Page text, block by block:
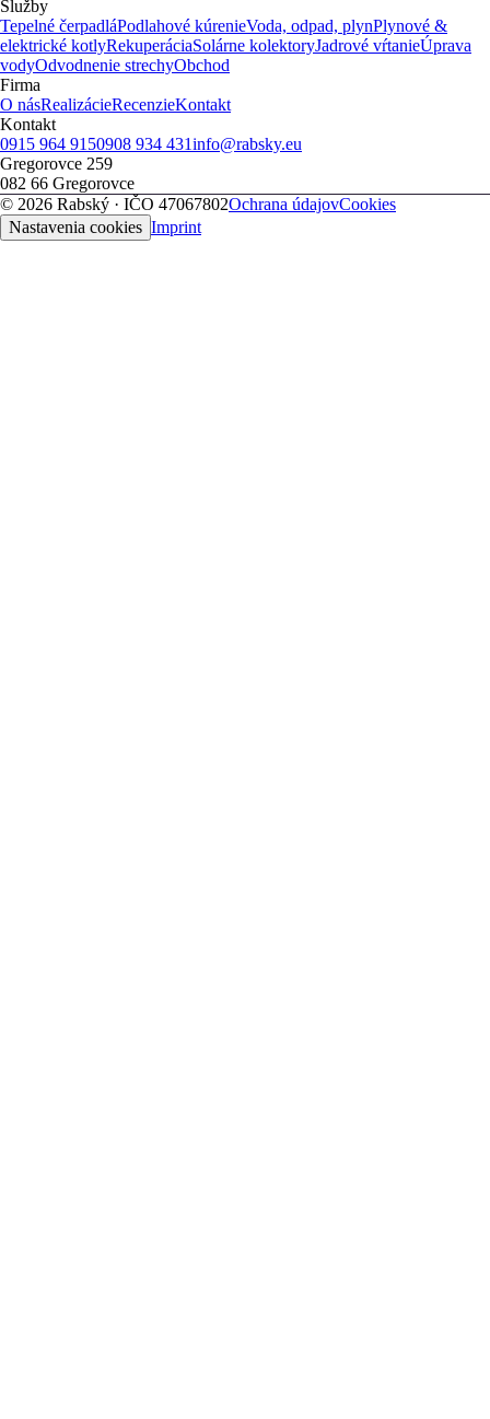
Služby
Tepelné čerpadláPodlahové kúrenieVoda, odpad, plynPlynové &
elektrické kotlyRekuperáciaSolárne kolektoryJadrové vŕtanieÚprava
vodyOdvodnenie strechyObchod
Firma
O násRealizácieRecenzieKontakt
Kontakt
0915 964 9150908 934 431info@rabsky.eu
Gregorovce 259
082 66 Gregorovce
© 2026 Rabský · IČO 47067802Ochrana údajovCookies
Nastavenia cookies Imprint